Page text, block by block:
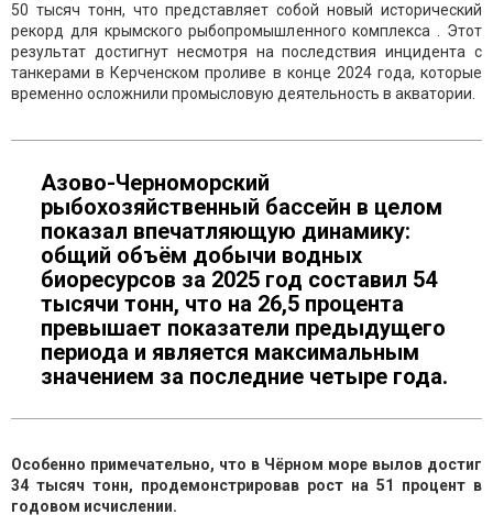
50 тысяч тонн, что представляет собой новый исторический
рекорд для крымского рыбопромышленного комплекса . Этот
результат достигнут несмотря на последствия инцидента с
танкерами в Керченском проливе в конце 2024 года, которые
временно осложнили промысловую деятельность в акватории.
Азово-Черноморский
рыбохозяйственный бассейн в целом
показал впечатляющую динамику:
общий объём добычи водных
биоресурсов за 2025 год составил 54
тысячи тонн, что на 26,5 процента
превышает показатели предыдущего
периода и является максимальным
значением за последние четыре года.
Особенно примечательно, что в Чёрном море вылов достиг
34 тысяч тонн, продемонстрировав рост на 51 процент в
годовом исчислении.